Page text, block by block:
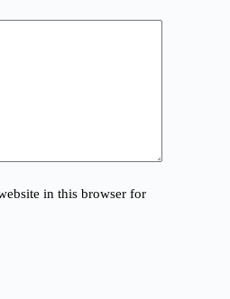
in this browser for